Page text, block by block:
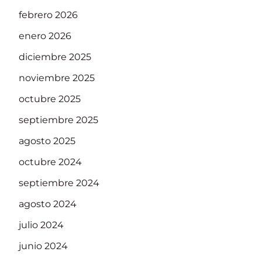
febrero 2026
enero 2026
diciembre 2025
noviembre 2025
octubre 2025
septiembre 2025
agosto 2025
octubre 2024
septiembre 2024
agosto 2024
julio 2024
junio 2024